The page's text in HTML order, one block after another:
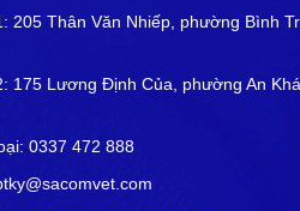
205 Thân Văn Nhiếp, phường Bình
175 Lương Định Của, phường An
0337 472 888